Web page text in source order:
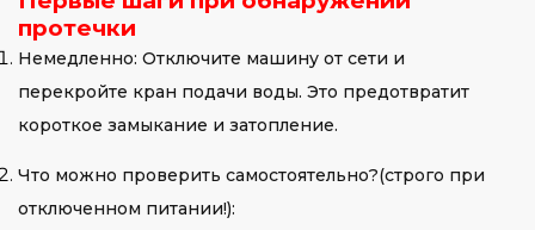
протечки
Немедленно: Отключите машину от сети и
перекройте кран подачи воды. Это предотвратит
короткое замыкание и затопление.
Что можно проверить самостоятельно?(строго при
отключенном питании!):